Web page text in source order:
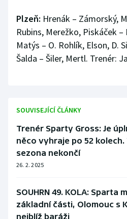
Plzeň: Hrenák – Zámorský,
Rubins, Merežko, Piskáček
Matýs – O. Rohlík, Elson, D.
Šalda – Šiler, Mertl. Trenér:
SOUVISEJÍCÍ ČLÁNKY
Trenér Sparty Gross: Je
něco vyhraje po 52
sezona nekončí
26. 2. 2025
SOUHRN 49. KOLA:
základní části, Olomouc s
nejblíž baráži